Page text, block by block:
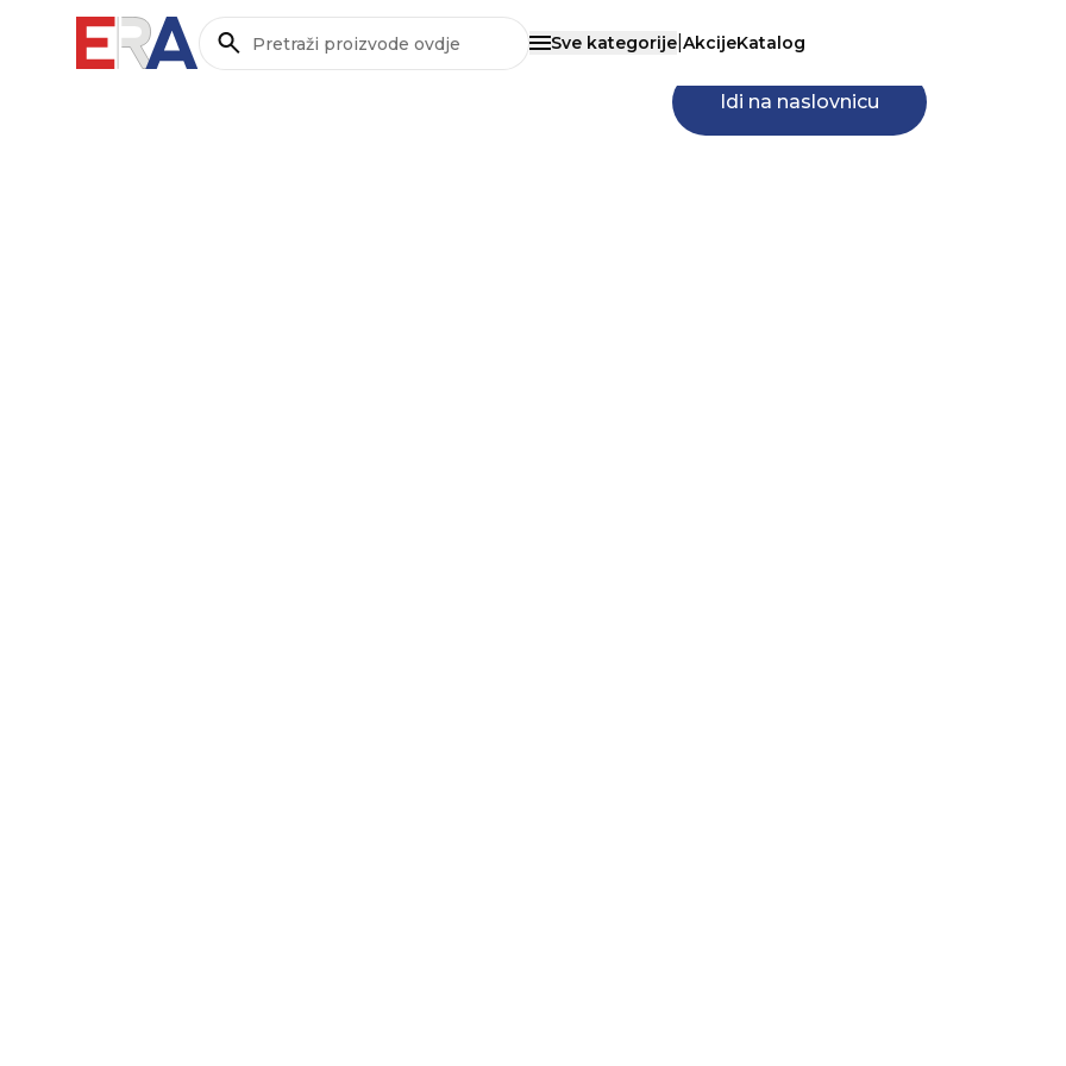
Pretraži Otvori menu
Sve kategorije AkcijeKatalog
Idi na naslovnicu